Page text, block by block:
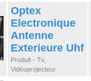
Optex
Electronique
Antenne
Exterieure Uhf
Produit - Tv,
Vidéoprojecteur